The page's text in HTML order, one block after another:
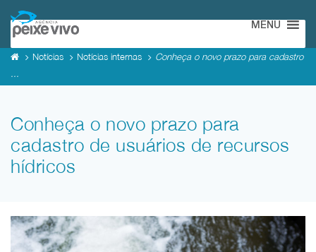
MENU
Notícias Notícias internas
Conheça o novo prazo para cadastro
...
Conheça o novo prazo para
cadastro de usuários de recursos
hídricos